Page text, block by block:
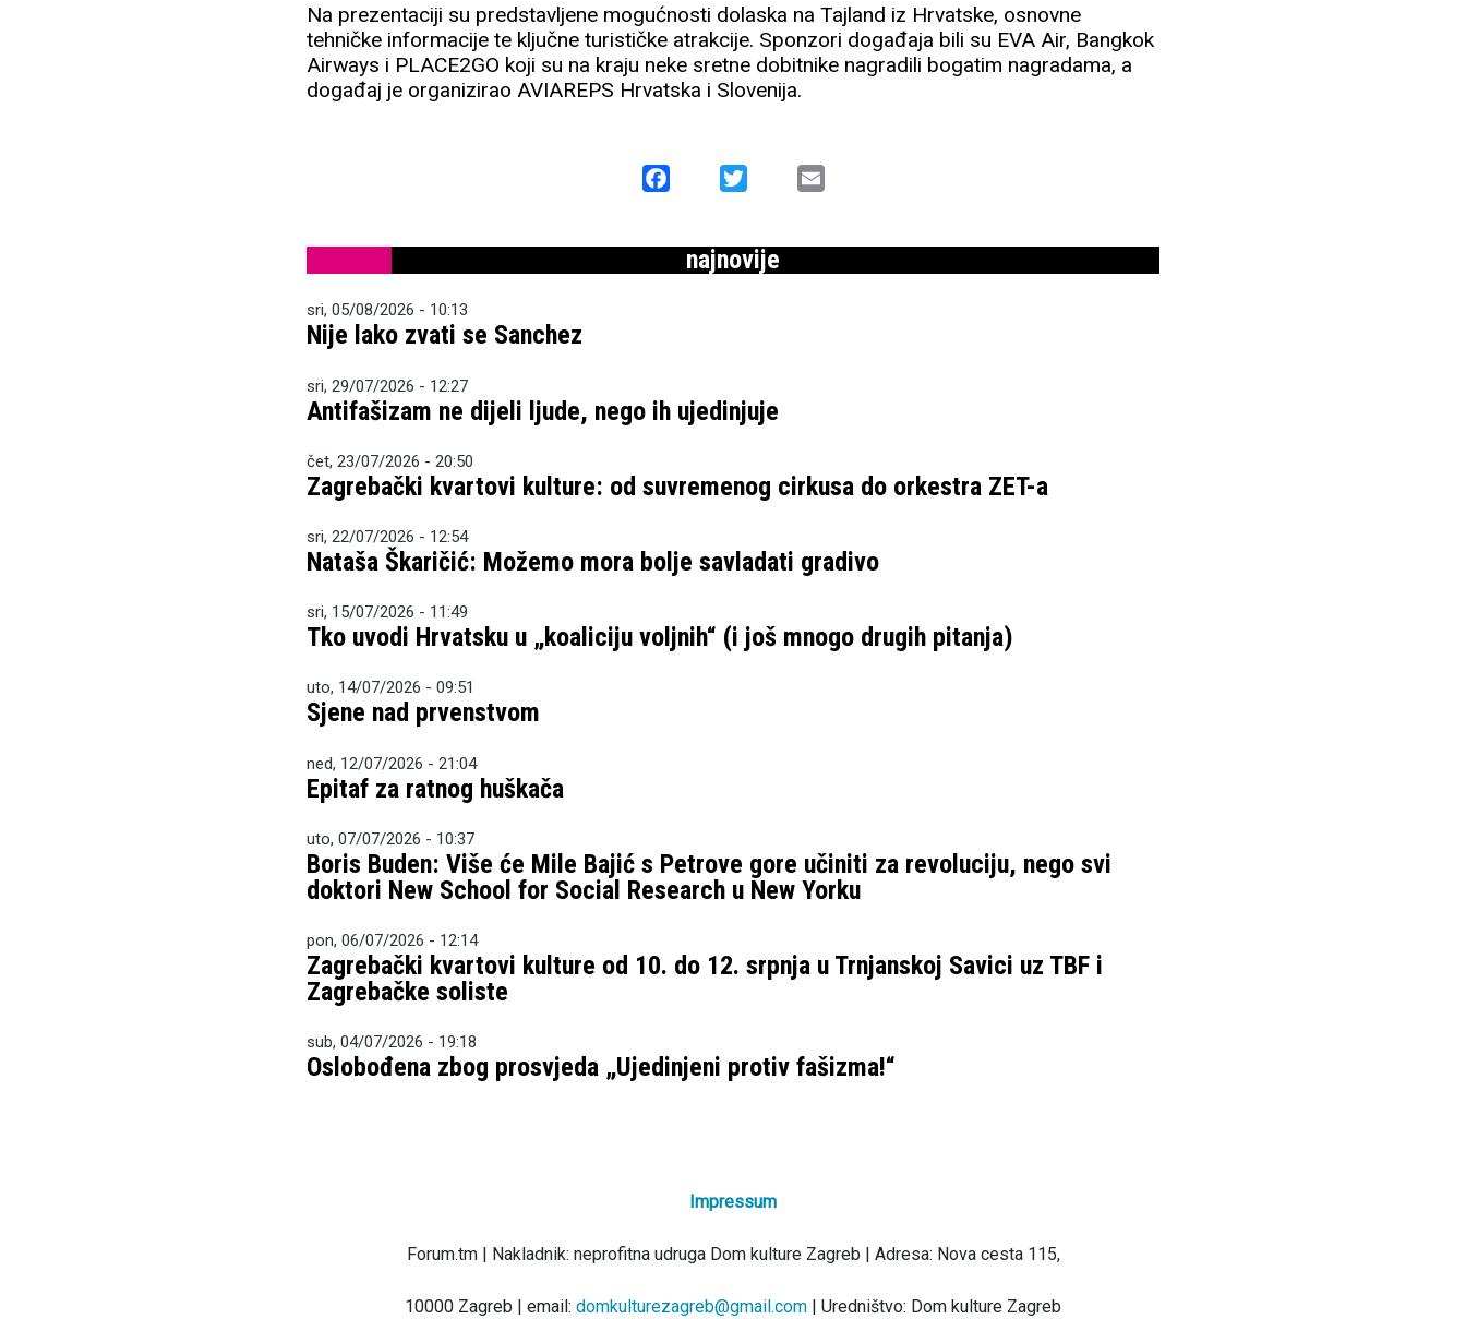
Na prezentaciji su predstavljene mogućnosti dolaska na Tajland iz Hrvatske, osnovne
tehničke informacije te ključne turističke atrakcije. Sponzori događaja bili su EVA Air, Bangkok
Airways i PLACE2GO koji su na kraju neke sretne dobitnike nagradili bogatim nagradama, a
događaj je organizirao AVIAREPS Hrvatska i Slovenija.
Facebook
najnovije
sri, 05/08/2026 - 10:13
Nije lako zvati se Sanchez
sri, 29/07/2026 - 12:27
Antifašizam ne dijeli ljude, nego ih ujedinjuje
čet, 23/07/2026 - 20:50
Zagrebački kvartovi kulture: od suvremenog cirkusa do orkestra ZET-a
sri, 22/07/2026 - 12:54
Nataša Škaričić: Možemo mora bolje savladati gradivo
sri, 15/07/2026 - 11:49
Tko uvodi Hrvatsku u „koaliciju voljnih“ (i još mnogo drugih pitanja)
uto, 14/07/2026 - 09:51
Sjene nad prvenstvom
ned, 12/07/2026 - 21:04
Epitaf za ratnog huškača
uto, 07/07/2026 - 10:37
Boris Buden: Više će Mile Bajić s Petrove gore učiniti za revoluciju, nego svi
doktori New School for Social Research u New Yorku
pon, 06/07/2026 - 12:14
Zagrebački kvartovi kulture od 10. do 12. srpnja u Trnjanskoj Savici uz TBF i
Zagrebačke soliste
sub, 04/07/2026 - 19:18
Oslobođena zbog prosvjeda „Ujedinjeni protiv fašizma!“
Impressum
Forum.tm | Nakladnik: neprofitna udruga Dom kulture Zagreb | Adresa: Nova cesta 115,
10000 Zagreb | email: domkulturezagreb@gmail.com | Uredništvo: Dom kulture Zagreb